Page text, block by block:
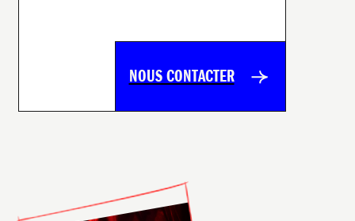
NOUS CONTACTER